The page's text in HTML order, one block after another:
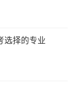
选择的专业